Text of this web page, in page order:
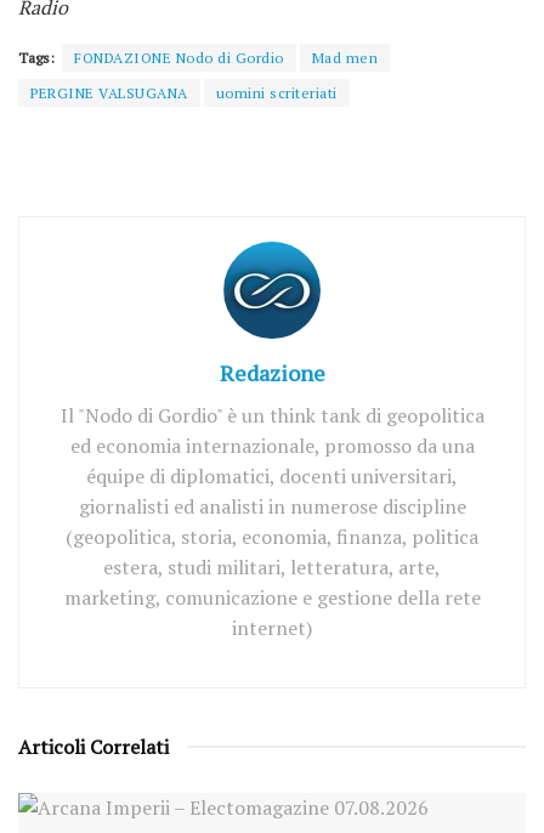
Radio
Tags: FONDAZIONE Nodo di Gordio
Mad men
PERGINE VALSUGANA
uomini scriteriati
Redazione
Il "Nodo di Gordio" è un think tank di geopolitica
ed economia internazionale, promosso da una
équipe di diplomatici, docenti universitari,
giornalisti ed analisti in numerose discipline
(geopolitica, storia, economia, finanza, politica
estera, studi militari, letteratura, arte,
marketing, comunicazione e gestione della rete
internet)
Articoli Correlati